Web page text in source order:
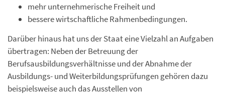
mehr unternehmerische Freiheit und
bessere wirtschaftliche Rahmenbedingungen.
Darüber hinaus hat uns der Staat eine Vielzahl an Aufgaben
übertragen: Neben der Betreuung der
Berufsausbildungsverhältnisse und der Abnahme der
Ausbildungs- und Weiterbildungsprüfungen gehören dazu
beispielsweise auch das Ausstellen von